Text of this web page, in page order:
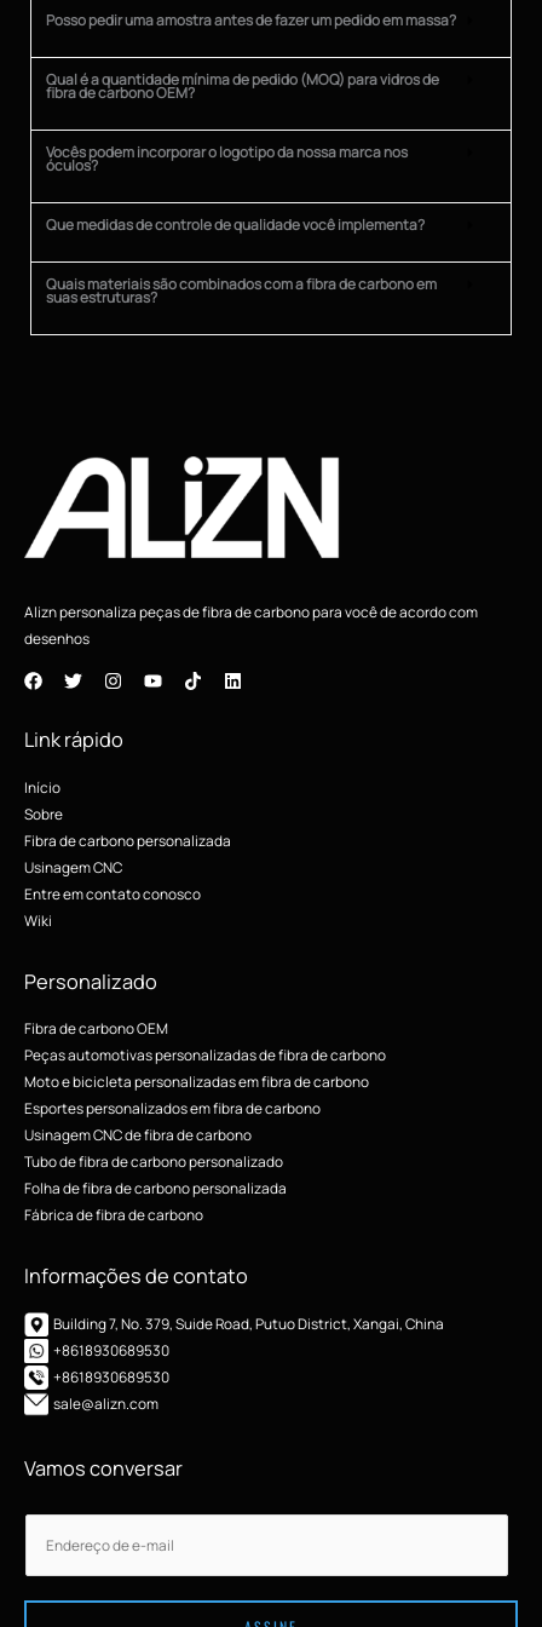
Posso pedir uma amostra antes de fazer um pedido em massa?
Qual é a quantidade mínima de pedido (MOQ) para vidros de
fibra de carbono OEM?
Vocês podem incorporar o logotipo da nossa marca nos
óculos?
Que medidas de controle de qualidade você implementa?
Quais materiais são combinados com a fibra de carbono em
suas estruturas?
Alizn personaliza peças de fibra de carbono para você de acordo com
desenhos
Link rápido
Início
Sobre
Fibra de carbono personalizada
Usinagem CNC
Entre em contato conosco
Wiki
Personalizado
Fibra de carbono OEM
Peças automotivas personalizadas de fibra de carbono
Moto e bicicleta personalizadas em fibra de carbono
Esportes personalizados em fibra de carbono
Usinagem CNC de fibra de carbono
Tubo de fibra de carbono personalizado
Folha de fibra de carbono personalizada
Fábrica de fibra de carbono
Informações de contato
Building 7, No. 379, Suide Road, Putuo District, Xangai, China
+8618930689530
+8618930689530
sale@alizn.com
Vamos conversar
E
m
a